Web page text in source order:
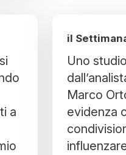
a
il
Uno
Marco
evidenza